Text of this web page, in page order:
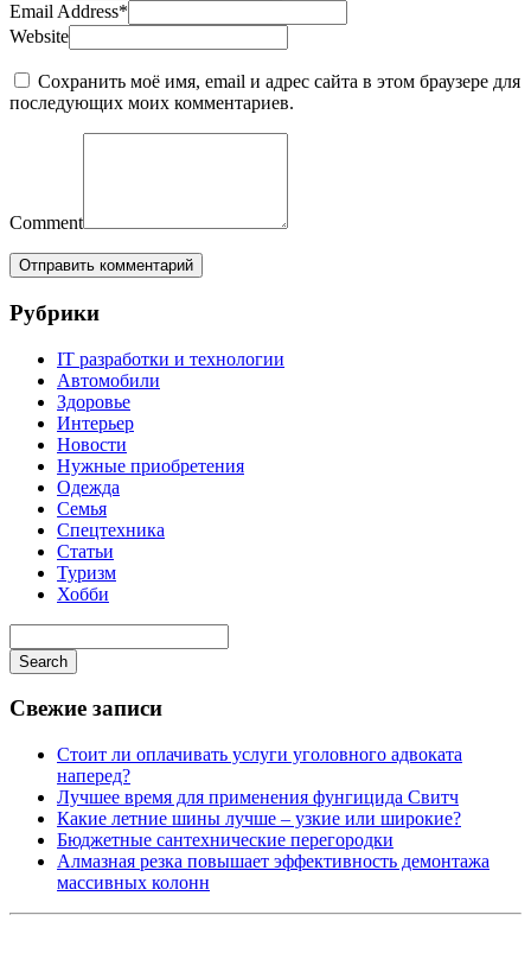
Email Address*
Website
Сохранить моё имя, email и адрес сайта в этом браузере для
последующих моих комментариев.
Comment
Рубрики
IT разработки и технологии
Автомобили
Здоровье
Интерьер
Новости
Нужные приобретения
Одежда
Семья
Спецтехника
Статьи
Туризм
Хобби
Search
Свежие записи
Стоит ли оплачивать услуги уголовного адвоката
наперед?
Лучшее время для применения фунгицида Свитч
Какие летние шины лучше – узкие или широкие?
Бюджетные сантехнические перегородки
Алмазная резка повышает эффективность демонтажа
массивных колонн